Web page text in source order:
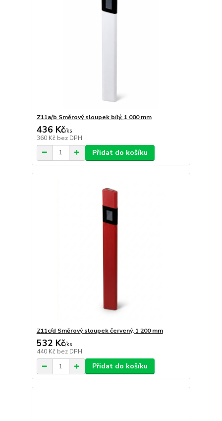
Z11a/b Směrový sloupek bílý, 1 000 mm
436 Kč/ks
360 Kč bez DPH
Přidat do košíku
Z11c/d Směrový sloupek červený, 1 200 mm
532 Kč/ks
440 Kč bez DPH
Přidat do košíku